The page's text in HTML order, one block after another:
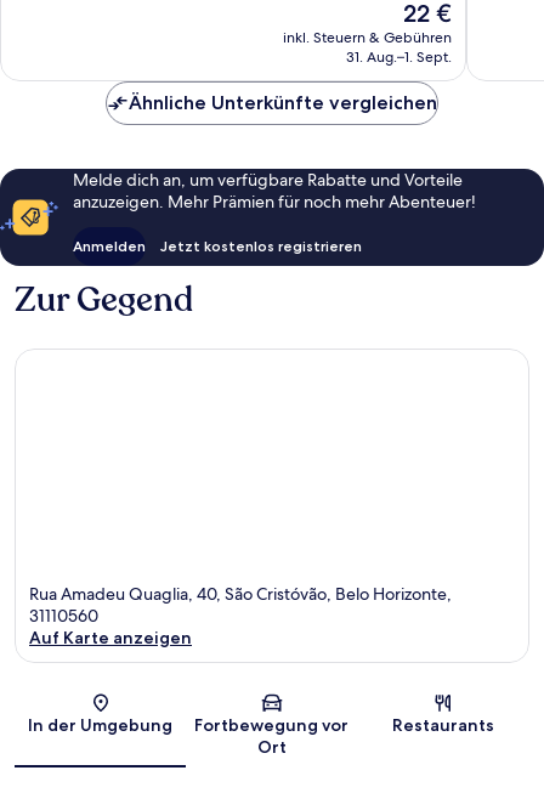
Der
Preis
beträgt
22 €
inkl. Steuern & Gebühren
31. Aug.–1. Sept.
Ähnliche Unterkünfte vergleichen
Melde dich an, um verfügbare Rabatte und Vorteile
anzuzeigen. Mehr Prämien für noch mehr Abenteuer!
Anmelden Jetzt kostenlos registrieren
Zur Gegend
Rua Amadeu Quaglia, 40, São Cristóvão, Belo Horizonte,
31110560
Auf Karte anzeigen
In der Umgebung
Fortbewegung vor
Ort
Restaurants